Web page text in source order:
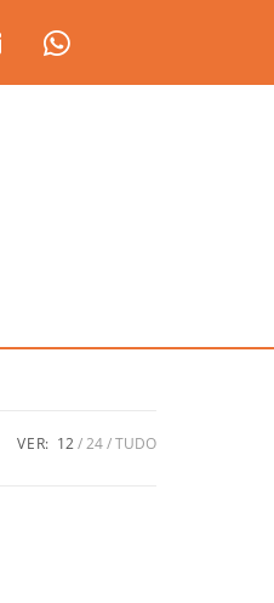
VER: 12 24 TUDO